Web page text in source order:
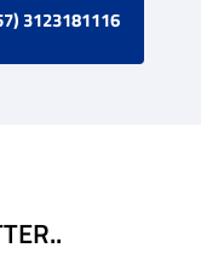
3123181116